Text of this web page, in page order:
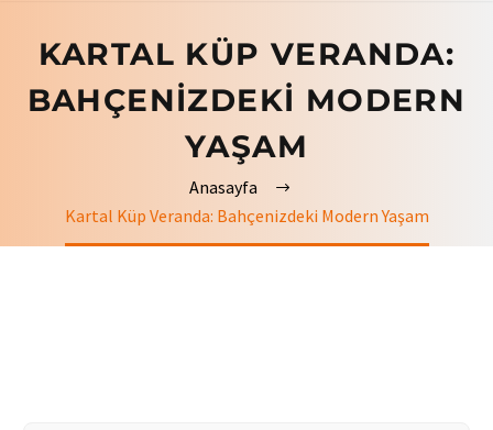
KARTAL KÜP VERANDA:
BAHÇENIZDEKI MODERN
YAŞAM
Anasayfa
Kartal Küp Veranda: Bahçenizdeki Modern Yaşam